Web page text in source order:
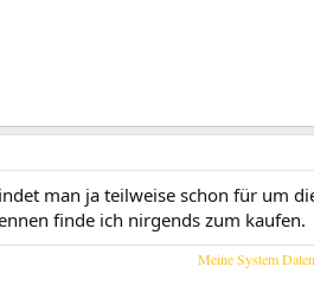
man ja teilweise schon für um
finde ich nirgends zum kaufen.
Meine System